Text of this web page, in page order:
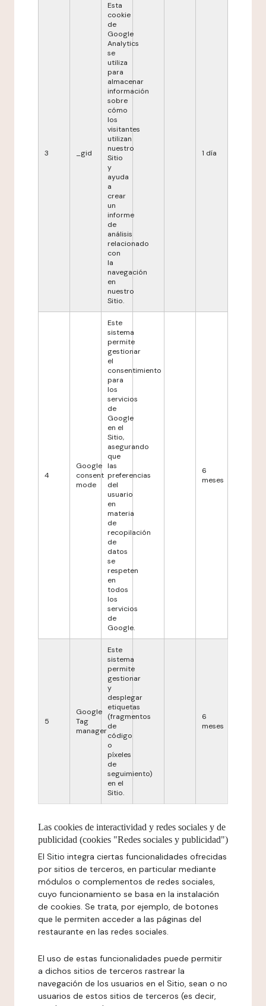
3 _gid
Esta
cookie
de
Google
Analytics
se
utiliza
para
almacenar
información
sobre
cómo
los
visitantes
utilizan
nuestro
Sitio
y
ayuda
a
crear
un
informe
de
análisis
relacionado
con
la
navegación
en
nuestro
Sitio.
1 día
4
Google
consent
mode
Este
sistema
permite
gestionar
el
consentimiento
para
los
servicios
de
Google
en el
Sitio,
asegurando
que
las
preferencias
del
usuario
en
materia
de
recopilación
de
datos
se
respeten
en
todos
los
servicios
de
Google.
6
meses
5
Google
Tag
manager
Este
sistema
permite
gestionar
y
desplegar
etiquetas
(fragmentos
de
código
o
píxeles
de
seguimiento)
en el
Sitio.
6
meses
Las cookies de interactividad y redes sociales y de
publicidad (cookies "Redes sociales y publicidad")
El Sitio integra ciertas funcionalidades ofrecidas
por sitios de terceros, en particular mediante
módulos o complementos de redes sociales,
cuyo funcionamiento se basa en la instalación
de cookies. Se trata, por ejemplo, de botones
que le permiten acceder a las páginas del
restaurante en las redes sociales.
El uso de estas funcionalidades puede permitir
a dichos sitios de terceros rastrear la
navegación de los usuarios en el Sitio, sean o no
usuarios de estos sitios de terceros (es decir,